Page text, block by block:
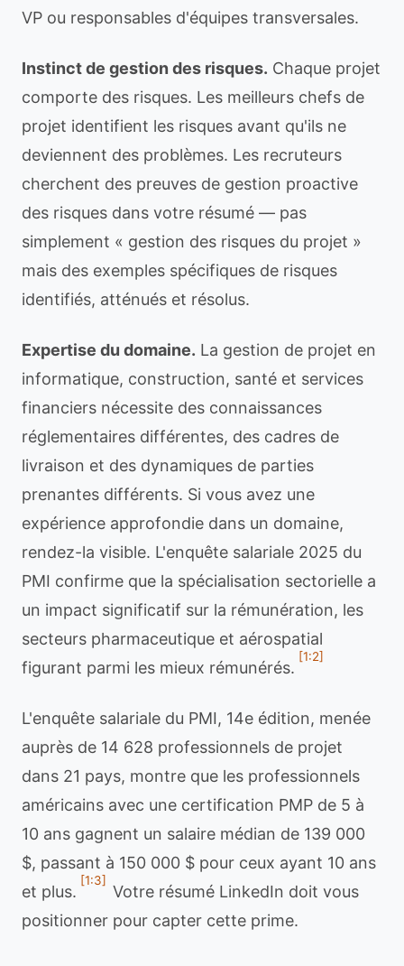
VP ou responsables d'équipes transversales.
Instinct de gestion des risques. Chaque projet
comporte des risques. Les meilleurs chefs de
projet identifient les risques avant qu'ils ne
deviennent des problèmes. Les recruteurs
cherchent des preuves de gestion proactive
des risques dans votre résumé — pas
simplement « gestion des risques du projet »
mais des exemples spécifiques de risques
identifiés, atténués et résolus.
Expertise du domaine. La gestion de projet en
informatique, construction, santé et services
financiers nécessite des connaissances
réglementaires différentes, des cadres de
livraison et des dynamiques de parties
prenantes différents. Si vous avez une
expérience approfondie dans un domaine,
rendez-la visible. L'enquête salariale 2025 du
PMI confirme que la spécialisation sectorielle a
un impact significatif sur la rémunération, les
secteurs pharmaceutique et aérospatial
figurant parmi les mieux rémunérés.
[1:2]
L'enquête salariale du PMI, 14e édition, menée
auprès de 14 628 professionnels de projet
dans 21 pays, montre que les professionnels
américains avec une certification PMP de 5 à
10 ans gagnent un salaire médian de 139 000
$, passant à 150 000 $ pour ceux ayant 10 ans
et plus.
[1:3]
Votre résumé LinkedIn doit vous
positionner pour capter cette prime.